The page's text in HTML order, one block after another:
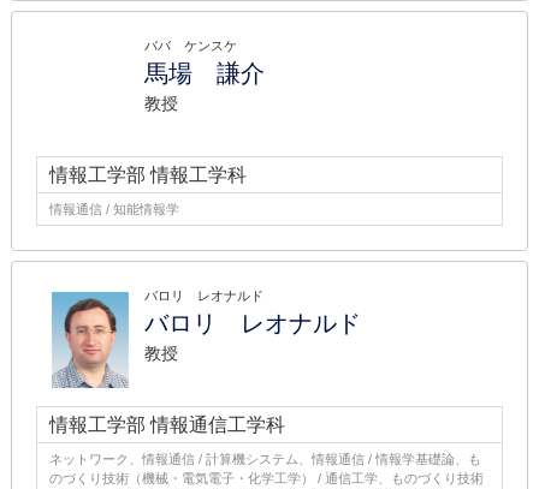
ババ ケンスケ
馬場 謙介
教授
情報工学部 情報工学科
情報通信 / 知能情報学
バロリ レオナルド
バロリ レオナルド
教授
情報工学部 情報通信工学科
ネットワーク、情報通信 / 計算機システム、情報通信 / 情報学基礎論、も
のづくり技術（機械・電気電子・化学工学） / 通信工学、ものづくり技術